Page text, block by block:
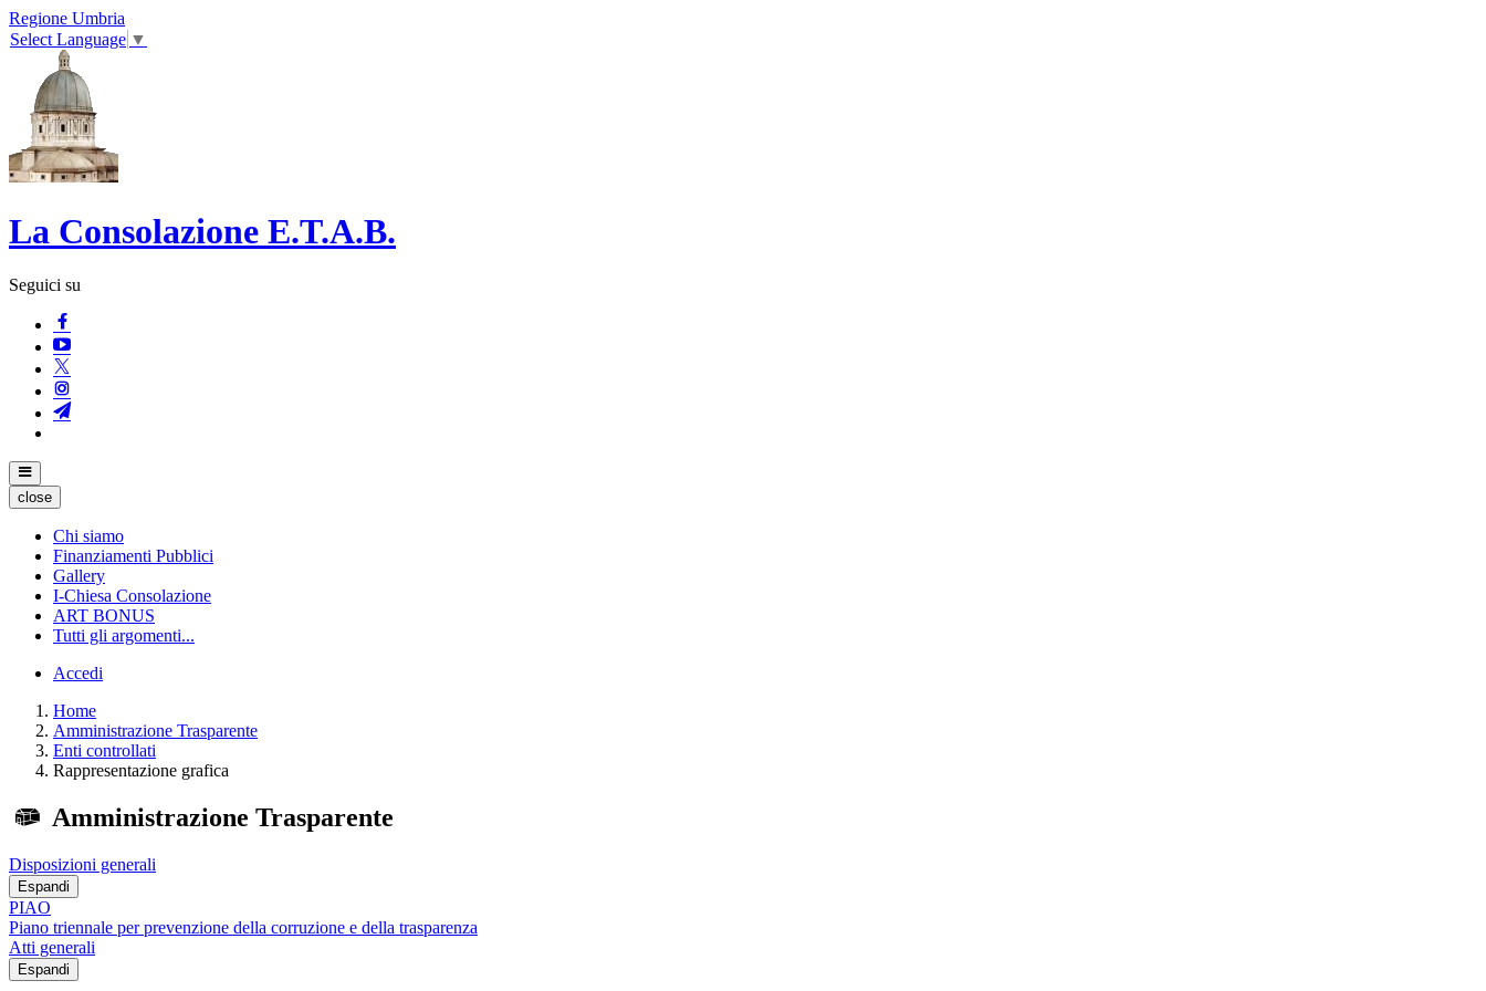
Regione Umbria
Select Language ▼
La Consolazione E.T.A.B.
Seguici su
close
Chi siamo
Finanziamenti Pubblici
Gallery
I-Chiesa Consolazione
ART BONUS
Tutti gli argomenti...
Accedi
Home
Amministrazione Trasparente
Enti controllati
Rappresentazione grafica
Amministrazione Trasparente
Disposizioni generali
Espandi
PIAO
Piano triennale per prevenzione della corruzione e della trasparenza
Atti generali
Espandi